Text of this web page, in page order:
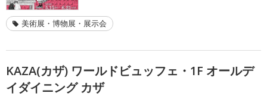
美術展・博物展・展示会
KAZA(カザ) ワールドビュッフェ・1F オールデ
イダイニング カザ